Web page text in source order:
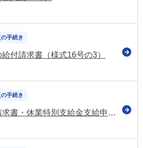
手続き
付請求書（様式16号の3）
手続き
休業補償給付支給請求書・休業特別支給金支給申請書（様式第８号）